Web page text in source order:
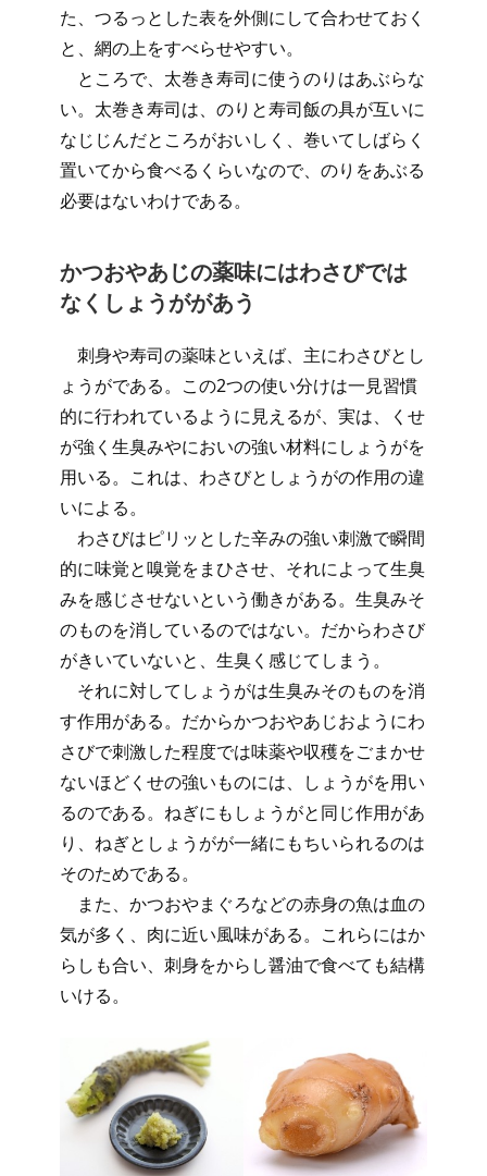
た、つるっとした表を外側にして合わせておく
と、網の上をすべらせやすい。
ところで、太巻き寿司に使うのりはあぶらな
い。太巻き寿司は、のりと寿司飯の具が互いに
なじじんだところがおいしく、巻いてしばらく
置いてから食べるくらいなので、のりをあぶる
必要はないわけである。
かつおやあじの薬味にはわさびでは
なくしょうががあう
刺身や寿司の薬味といえば、主にわさびとし
ょうがである。この2つの使い分けは一見習慣
的に行われているように見えるが、実は、くせ
が強く生臭みやにおいの強い材料にしょうがを
用いる。これは、わさびとしょうがの作用の違
いによる。
わさびはピリッとした辛みの強い刺激で瞬間
的に味覚と嗅覚をまひさせ、それによって生臭
みを感じさせないという働きがある。生臭みそ
のものを消しているのではない。だからわさび
がきいていないと、生臭く感じてしまう。
それに対してしょうがは生臭みそのものを消
す作用がある。だからかつおやあじおようにわ
さびで刺激した程度では味薬や収穫をごまかせ
ないほどくせの強いものには、しょうがを用い
るのである。ねぎにもしょうがと同じ作用があ
り、ねぎとしょうがが一緒にもちいられるのは
そのためである。
また、かつおやまぐろなどの赤身の魚は血の
気が多く、肉に近い風味がある。これらにはか
らしも合い、刺身をからし醤油で食べても結構
いける。